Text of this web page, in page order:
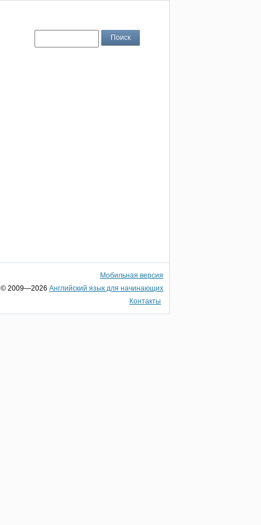
Мобильная версия
© 2009—2026 Английский язык для начинающих
Контакты